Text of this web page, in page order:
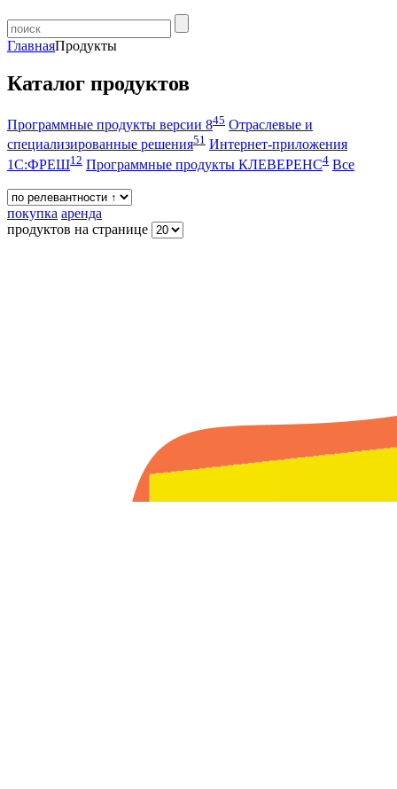
ГлавнаяПродукты
Каталог продуктов
Программные продукты версии 845 Отраслевые и
специализированные решения51 Интернет-приложения
1С:ФРЕШ12 Программные продукты КЛЕВЕРЕНС4 Все
покупка аренда
продуктов на странице